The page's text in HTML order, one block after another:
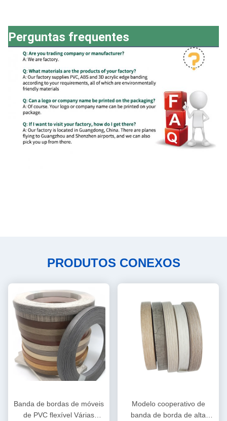
Perguntas frequentes
PRODUTOS CONEXOS
Banda de bordas de móveis
de PVC flexível Várias
Modelo cooperativo de
banda de borda de alta